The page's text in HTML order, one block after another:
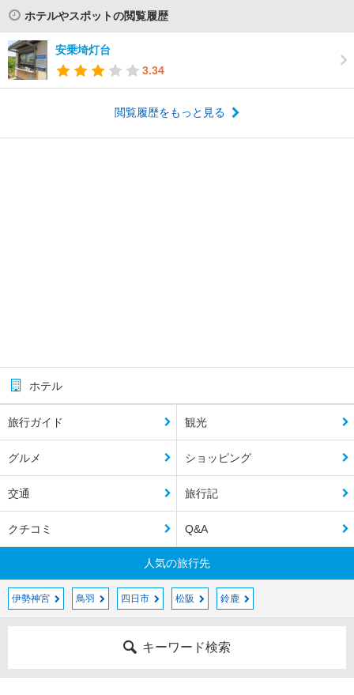
ホテルやスポットの閲覧履歴
安乗埼灯台
3.34
閲覧履歴をもっと見る
ホテル
旅行ガイド 観光
グルメ ショッピング
交通 旅行記
クチコミ Q&A
人気の旅行先
伊勢神宮 鳥羽 四日市 松阪 鈴鹿
キーワード検索